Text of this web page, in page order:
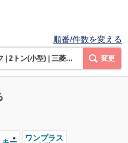
順番/件数を変える
クレーン・セルフ | 2トン(小型) | 三菱ふそう | 短期リース 変更
ワンプラス